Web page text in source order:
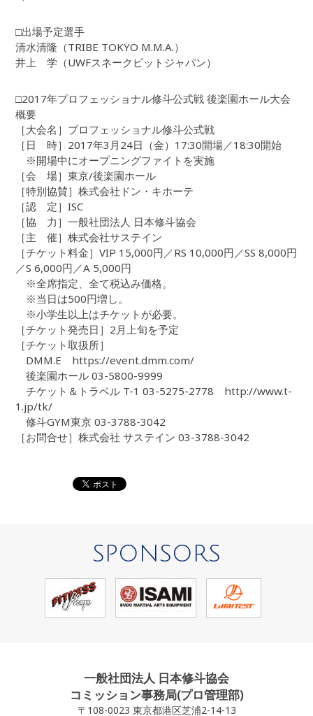
□出場予定選手
清水清隆（TRIBE TOKYO M.M.A.）
井上 学（UWFスネークピットジャパン）
□2017年プロフェッショナル修斗公式戦 後楽園ホール大会
概要
［大会名］プロフェッショナル修斗公式戦
［日 時］2017年3月24日（金）17:30開場／18:30開始
※開場中にオープニングファイトを実施
［会 場］東京/後楽園ホール
［特別協賛］株式会社ドン・キホーテ
［認 定］ISC
［協 力］一般社団法人 日本修斗協会
［主 催］株式会社サステイン
［チケット料金］VIP 15,000円／RS 10,000円／SS 8,000円
／S 6,000円／A 5,000円
※全席指定、全て税込み価格。
※当日は500円増し。
※小学生以上はチケットが必要。
［チケット発売日］2月上旬を予定
［チケット取扱所］
DMM.E https://event.dmm.com/
後楽園ホール 03-5800-9999
チケット＆トラベル T-1 03-5275-2778 http://www.t-
1.jp/tk/
修斗GYM東京 03-3788-3042
［お問合せ］株式会社 サステイン 03-3788-3042
SPONSORS
一般社団法人 日本修斗協会
コミッション事務局(プロ管理部)
〒108-0023 東京都港区芝浦2-14-13